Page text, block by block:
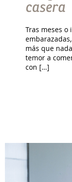
casera
Tras meses
más que
temor a
con […]